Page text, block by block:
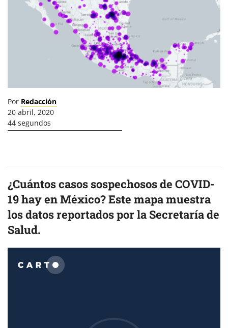
Por Redacción
20 abril, 2020
44 segundos
¿Cuántos casos sospechosos de COVID-
19 hay en México? Este mapa muestra
los datos reportados por la Secretaría de
Salud.